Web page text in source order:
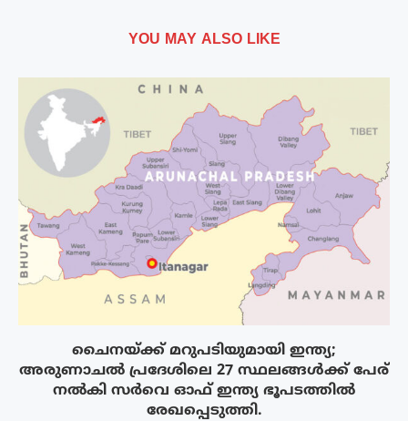
YOU MAY ALSO LIKE
ചൈനയ്ക്ക് മറുപടിയുമായി ഇന്ത്യ;
അരുണാചൽ പ്രദേശിലെ 27 സ്ഥലങ്ങൾക്ക് പേര്
നൽകി സർവെ ഓഫ് ഇന്ത്യ ഭൂപടത്തിൽ
രേഖപ്പെടുത്തി.